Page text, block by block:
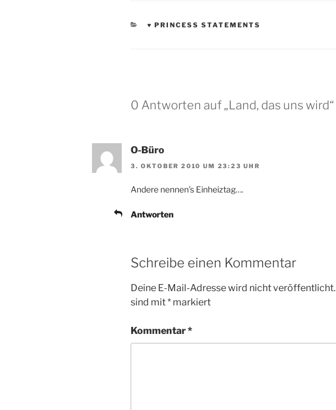
KATEGORIEN
♥ PRINCESS STATEMENTS
0 Antworten auf „Land, das uns wird“
O-Büro
3. OKTOBER 2010 UM 23:23 UHR
Andere nennen’s Einheiztag….
Antworten
Schreibe einen Kommentar
Deine E-Mail-Adresse wird nicht veröffentlicht.
sind mit* markiert
Kommentar*